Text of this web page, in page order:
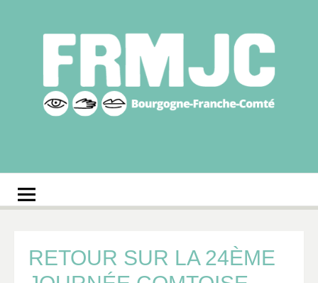
régionale des MJC
Bourgogne-Franche-
RETOUR SUR LA 24ÈME